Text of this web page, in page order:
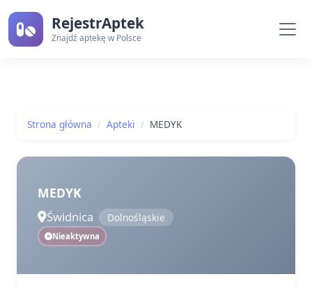
RejestrAptek
Znajdź aptekę w Polsce
Strona główna Apteki MEDYK
MEDYK
Świdnica Dolnośląskie
Nieaktywna